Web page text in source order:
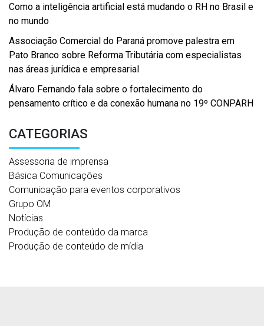
Como a inteligência artificial está mudando o RH no Brasil e
no mundo
Associação Comercial do Paraná promove palestra em
Pato Branco sobre Reforma Tributária com especialistas
nas áreas jurídica e empresarial
Álvaro Fernando fala sobre o fortalecimento do
pensamento crítico e da conexão humana no 19º CONPARH
CATEGORIAS
Assessoria de imprensa
Básica Comunicações
Comunicação para eventos corporativos
Grupo OM
Notícias
Produção de conteúdo da marca
Produção de conteúdo de mídia